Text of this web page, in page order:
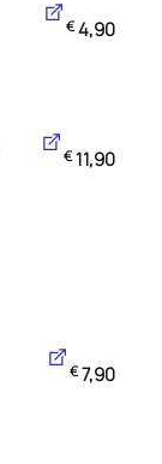
€ 4,90
€ 11,90
€ 7,90